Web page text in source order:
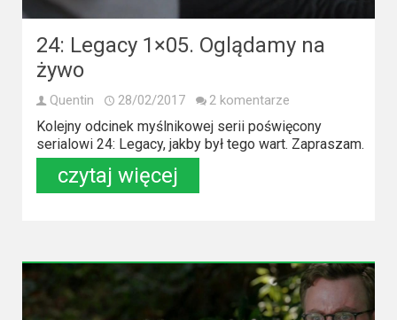
24: Legacy 1×05. Oglądamy na
żywo
Quentin 28/02/2017 2 komentarze
Kolejny odcinek myślnikowej serii poświęcony
serialowi 24: Legacy, jakby był tego wart. Zapraszam.
czytaj więcej